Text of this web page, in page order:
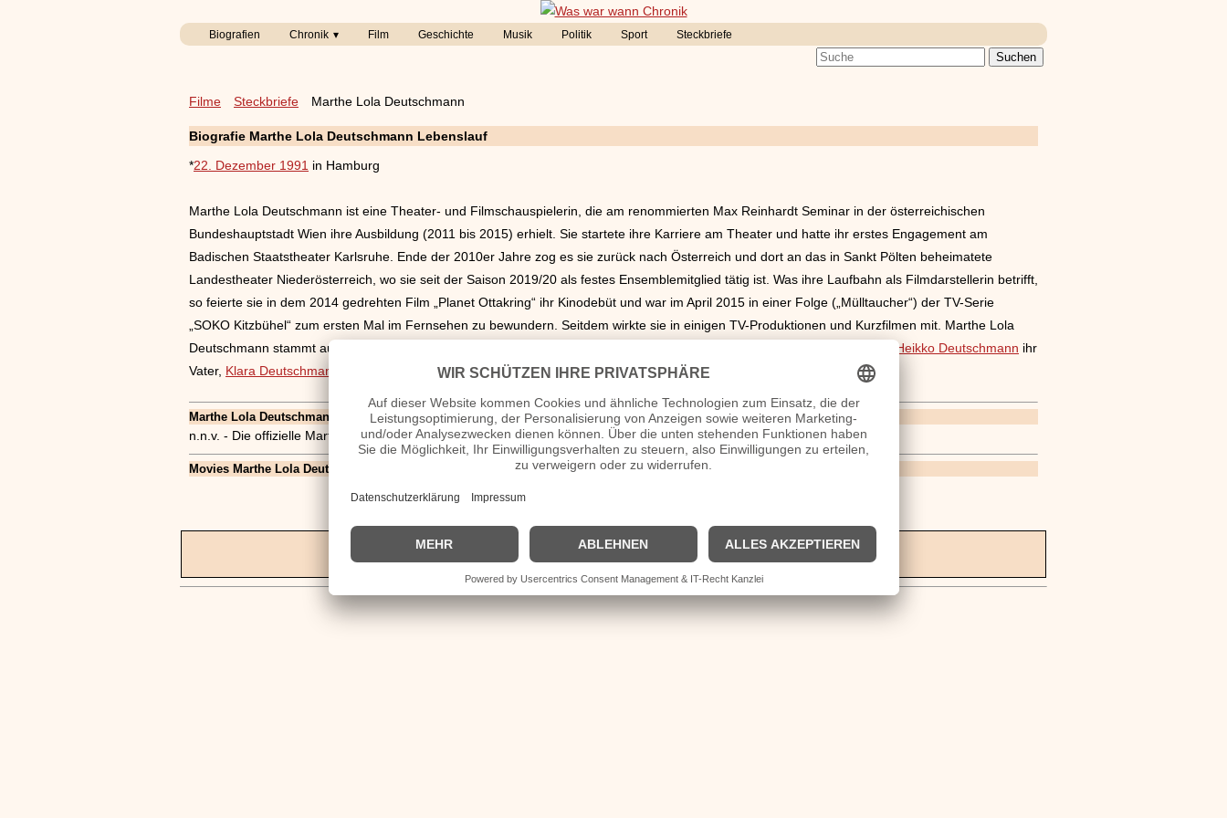
Biografien Chronik Film Geschichte Musik Politik Sport Steckbriefe
Filme Steckbriefe Marthe Lola Deutschmann
Biografie Marthe Lola Deutschmann Lebenslauf
*22. Dezember 1991 in Hamburg
Marthe Lola Deutschmann ist eine Theater- und Filmschauspielerin, die am renommierten Max Reinhardt Seminar in der österreichischen
Bundeshauptstadt Wien ihre Ausbildung (2011 bis 2015) erhielt. Sie startete ihre Karriere am Theater und hatte ihr erstes Engagement am
Badischen Staatstheater Karlsruhe. Ende der 2010er Jahre zog es sie zurück nach Österreich und dort an das in Sankt Pölten beheimatete
Landestheater Niederösterreich, wo sie seit der Saison 2019/20 als festes Ensemblemitglied tätig ist. Was ihre Laufbahn als Filmdarstellerin betrifft,
so feierte sie in dem 2014 gedrehten Film „Planet Ottakring“ ihr Kinodebüt und war im April 2015 in einer Folge („Mülltaucher“) der TV-Serie
„SOKO Kitzbühel“ zum ersten Mal im Fernsehen zu bewundern. Seitdem wirkte sie in einigen TV-Produktionen und Kurzfilmen mit. Marthe Lola
Deutschmann stammt aus einer Familie, die sich dem Schauspielberuf verschrieben hat: Heike Falkenberg ist ihre Mutter,
Heikko Deutschmann ihr
Vater, Klara Deutschmann
Marthe Lola Deutschmann Seiten, Kurzbio, Familie, verheiratet, Herkunft etc.
n.n.v. - Die offizielle Marthe Lola Deutschmann Homepage / Facebook / X / Instagram Seite
Movies Marthe Lola Deutschmann Filme
| © 2013–2023 was-war-wann.de. Alle Rechte vorbehalten. |
|Impressum| Kurzbio | Vita | Herkunft |